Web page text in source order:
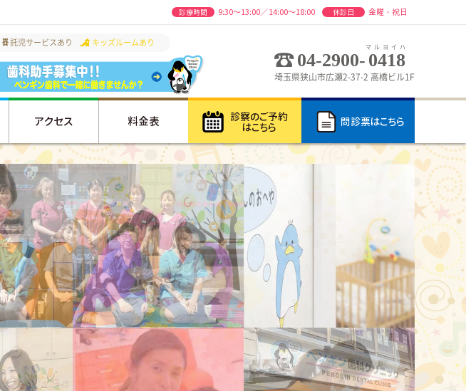
診療時間 9:30～13:00／14:00～18:00 休診日 金曜・祝日
託児サービスあり キッズルームあり
04-2900- 0418
マルヨイハ
埼玉県狭山市広瀬2-37-2 高橋ビル1F
アクセス 料金表 診察のご予約
はこちら 問診票はこちら